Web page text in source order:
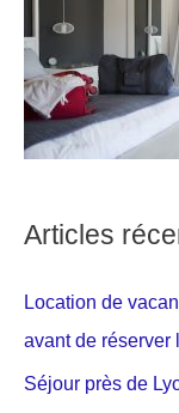
Articles
Location de
avant de réserver
Séjour près de